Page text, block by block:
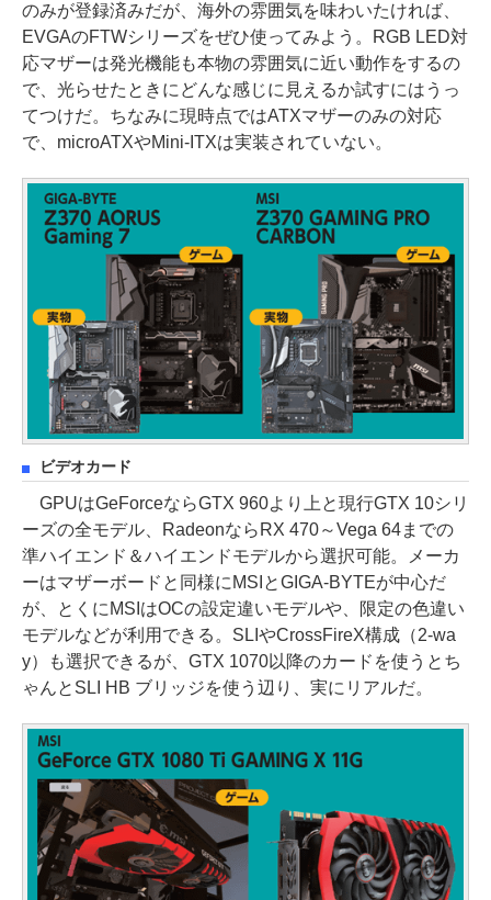
のみが登録済みだが、海外の雰囲気を味わいたければ、
EVGAのFTWシリーズをぜひ使ってみよう。RGB LED対
応マザーは発光機能も本物の雰囲気に近い動作をするの
で、光らせたときにどんな感じに見えるか試すにはうっ
てつけだ。ちなみに現時点ではATXマザーのみの対応
で、microATXやMini-ITXは実装されていない。
ビデオカード
GPUはGeForceならGTX 960より上と現行GTX 10シリ
ーズの全モデル、RadeonならRX 470～Vega 64までの
準ハイエンド＆ハイエンドモデルから選択可能。メーカ
ーはマザーボードと同様にMSIとGIGA-BYTEが中心だ
が、とくにMSIはOCの設定違いモデルや、限定の色違い
モデルなどが利用できる。SLIやCrossFireX構成（2-wa
y）も選択できるが、GTX 1070以降のカードを使うとち
ゃんとSLI HB ブリッジを使う辺り、実にリアルだ。